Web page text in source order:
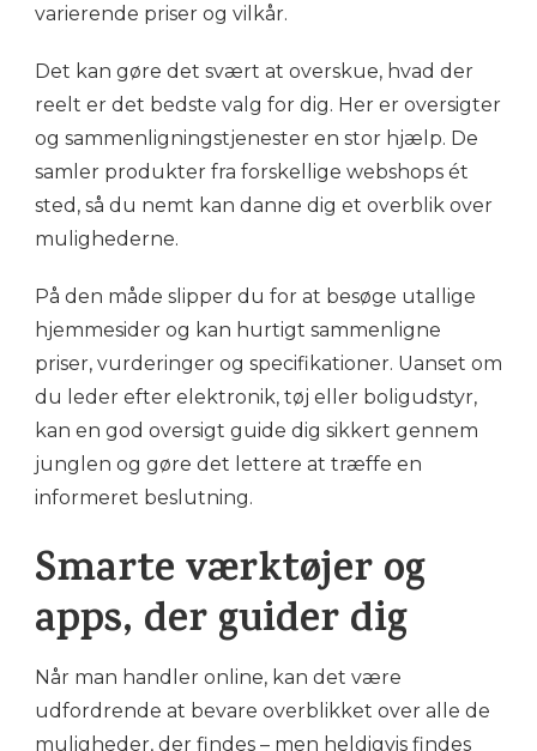
varierende priser og vilkår.
Det kan gøre det svært at overskue, hvad der
reelt er det bedste valg for dig. Her er oversigter
og sammenligningstjenester en stor hjælp. De
samler produkter fra forskellige webshops ét
sted, så du nemt kan danne dig et overblik over
mulighederne.
På den måde slipper du for at besøge utallige
hjemmesider og kan hurtigt sammenligne
priser, vurderinger og specifikationer. Uanset om
du leder efter elektronik, tøj eller boligudstyr,
kan en god oversigt guide dig sikkert gennem
junglen og gøre det lettere at træffe en
informeret beslutning.
Smarte værktøjer og
apps, der guider dig
Når man handler online, kan det være
udfordrende at bevare overblikket over alle de
muligheder, der findes – men heldigvis findes